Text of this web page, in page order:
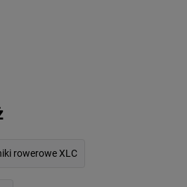
rowerowe XLC